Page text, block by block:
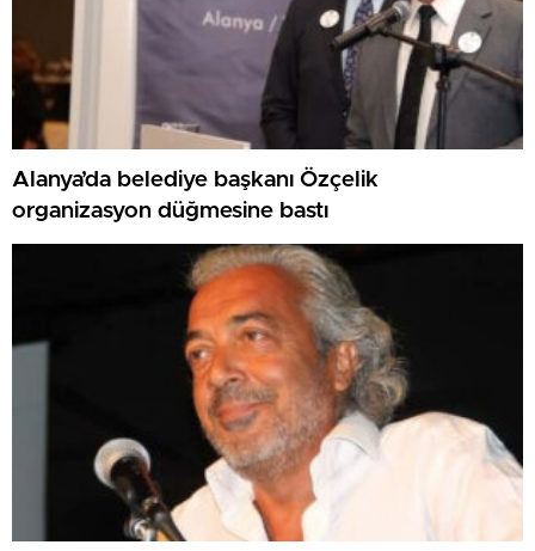
Alanya’da belediye başkanı Özçelik
organizasyon düğmesine bastı